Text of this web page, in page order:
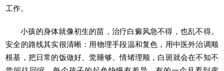
工作。
小孩的身体就像初生的苗，治疗白癜风急不得，也乱不得。
安全的路线其实很清晰：用物理手段温和复色，用中医外治调顺
根基，把日常的饭做好、觉睡够、情绪理顺，白斑就会在不知不